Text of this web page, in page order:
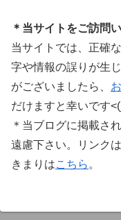
＊当サイトをご訪問
当サイトでは、正確
字や情報の誤りが生
がございましたら、
だけますと幸いです
＊当ブログに掲載さ
遠慮下さい。リンク
きまりはこちら 。